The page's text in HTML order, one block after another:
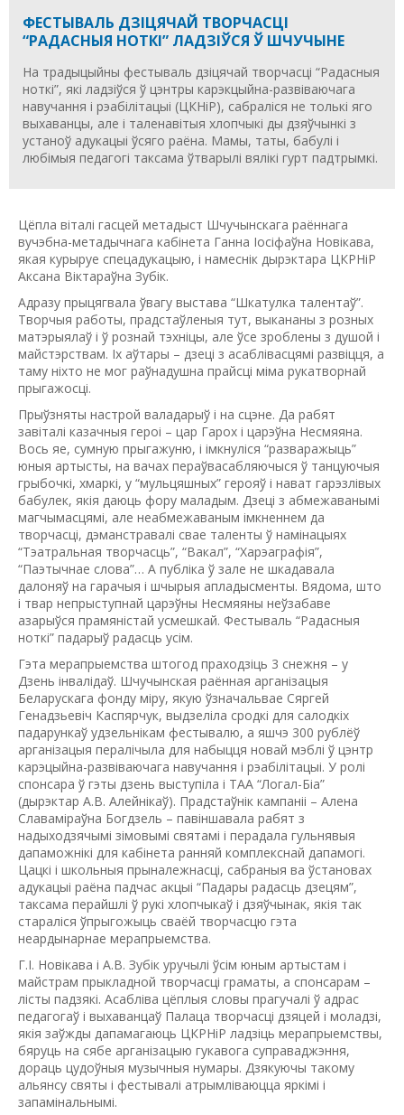
ФЕСТЫВАЛЬ ДЗІЦЯЧАЙ ТВОРЧАСЦІ
“РАДАСНЫЯ НОТКІ” ЛАДЗІЎСЯ Ў ШЧУЧЫНЕ
На традыцыйны фестываль дзіцячай творчасці “Радасныя
ноткі”, які ладзіўся ў цэнтры карэкцыйна-развіваючага
навучання і рэабілітацыі (ЦКНіР), сабраліся не толькі яго
выхаванцы, але і таленавітыя хлопчыкі ды дзяўчынкі з
устаноў адукацыі ўсяго раёна. Мамы, таты, бабулі і
любімыя педагогі таксама ўтварылі вялікі гурт падтрымкі.
Цёпла віталі гасцей метадыст Шчучынскага раённага
вучэбна-метадычнага кабінета Ганна Іосіфаўна Новікава,
якая курыруе спецадукацыю, і намеснік дырэктара ЦКРНіР
Аксана Віктараўна Зубік.
Адразу прыцягвала ўвагу выстава “Шкатулка талентаў”.
Творчыя работы, прадстаўленыя тут, выкананы з розных
матэрыялаў і ў рознай тэхніцы, але ўсе зроблены з душой і
майстэрствам. Іх аўтары – дзеці з асаблівасцямі развіцця, а
таму ніхто не мог раўнадушна прайсці міма рукатворнай
прыгажосці.
Прыўзняты настрой валадарыў і на сцэне. Да рабят
завіталі казачныя героі – цар Гарох і царэўна Несмяяна.
Вось яе, сумную прыгажуню, і імкнуліся “разваражыць”
юныя артысты, на вачах пераўвасабляючыся ў танцуючыя
грыбочкі, хмаркі, у “мульцяшных” герояў і нават гарэзлівых
бабулек, якія даюць фору маладым. Дзеці з абмежаванымі
магчымасцямі, але неабмежаваным імкненнем да
творчасці, дэманстравалі свае таленты ў намінацыях
“Тэатральная творчасць”, “Вакал”, “Харэаграфія”,
“Паэтычнае слова”… А публіка ў зале не шкадавала
далоняў на гарачыя і шчырыя апладысменты. Вядома, што
і твар непрыступнай царэўны Несмяяны неўзабаве
азарыўся прамяністай усмешкай. Фестываль “Радасныя
ноткі” падарыў радасць усім.
Гэта мерапрыемства штогод праходзіць 3 снежня – у
Дзень інвалідаў. Шчучынская раённая арганізацыя
Беларускага фонду міру, якую ўзначальвае Сяргей
Генадзьевіч Каспярчук, выдзеліла сродкі для салодкіх
падарункаў удзельнікам фестывалю, а яшчэ 300 рублёў
арганізацыя пералічыла для набыцця новай мэблі ў цэнтр
карэцыйна-развіваючага навучання і рэабілітацыі. У ролі
спонсара ў гэты дзень выступіла і ТАА “Логал-Біа”
(дырэктар А.В. Алейнікаў). Прадстаўнік кампаніі – Алена
Славаміраўна Богдзель – павіншавала рабят з
надыходзячымі зімовымі святамі і перадала гульнявыя
дапаможнікі для кабінета ранняй комплекснай дапамогі.
Цацкі і школьныя прыналежнасці, сабраныя ва ўстановах
адукацыі раёна падчас акцыі “Падары радасць дзецям”,
таксама перайшлі ў рукі хлопчыкаў і дзяўчынак, якія так
стараліся ўпрыгожыць сваёй творчасцю гэта
неардынарнае мерапрыемства.
Г.І. Новікава і А.В. Зубік уручылі ўсім юным артыстам і
майстрам прыкладной творчасці граматы, а спонсарам –
лісты падзякі. Асабліва цёплыя словы прагучалі ў адрас
педагогаў і выхаванцаў Палаца творчасці дзяцей і моладзі,
якія заўжды дапамагаюць ЦКРНіР ладзіць мерапрыемствы,
бяруць на сябе арганізацыю гукавога суправаджэння,
дораць цудоўныя музычныя нумары. Дзякуючы такому
альянсу святы і фестывалі атрымліваюцца яркімі і
запамінальнымі.